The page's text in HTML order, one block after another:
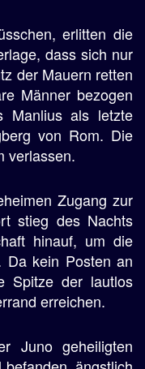
erlitten die
dass sich nur
der Mauern retten
Männer bezogen
Manlius als letzte
von Rom. Die
verlassen.
Zugang zur
stieg des Nachts
hinauf, um die
Da kein Posten an
Spitze der lautlos
erreichen.
Juno geheiligten